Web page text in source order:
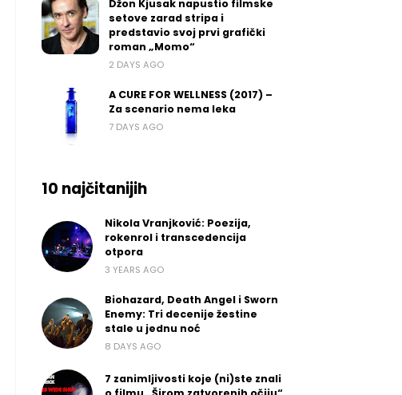
Džon Kjusak napustio filmske
setove zarad stripa i
predstavio svoj prvi grafički
roman „Momo“
2 DAYS AGO
A CURE FOR WELLNESS (2017) –
Za scenario nema leka
7 DAYS AGO
10 najčitanijih
Nikola Vranjković: Poezija,
rokenrol i transcedencija
otpora
3 YEARS AGO
Biohazard, Death Angel i Sworn
Enemy: Tri decenije žestine
stale u jednu noć
8 DAYS AGO
7 zanimljivosti koje (ni)ste znali